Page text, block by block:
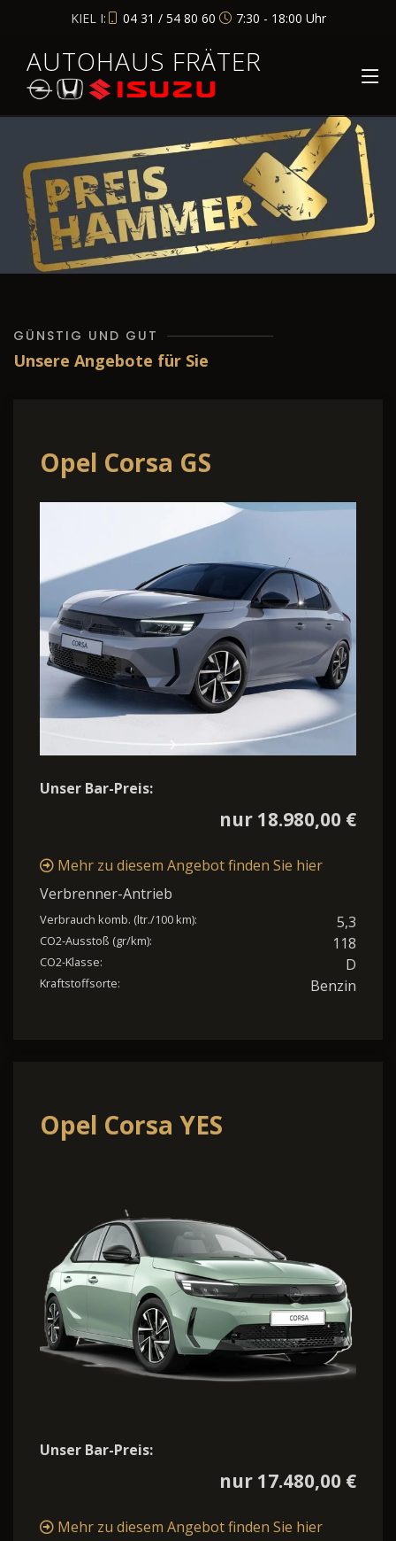
KIEL I: 04 31 / 54 80 60 7:30 - 18:00 Uhr
AUTOHAUS FRÄTER
GÜNSTIG UND GUT
Unsere Angebote für Sie
Opel Corsa GS
Unser Bar-Preis:
nur 18.980,00 €
Mehr zu diesem Angebot finden Sie hier
Verbrenner-Antrieb
Verbrauch komb. (ltr./100 km): 5,3
CO2-Ausstoß (gr/km): 118
CO2-Klasse: D
Kraftstoffsorte: Benzin
Opel Corsa YES
Unser Bar-Preis:
nur 17.480,00 €
Mehr zu diesem Angebot finden Sie hier